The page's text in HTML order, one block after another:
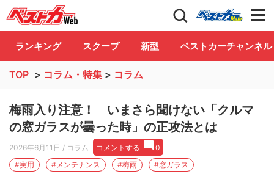
自動車情報誌「ベストカー」 Club
ランキング スクープ 新型 ベストカーチャンネル
TOP > コラム・特集 > コラム
梅雨入り注意！ いまさら聞けない「クルマ
の窓ガラスが曇った時」の正攻法とは
2026年6月11日 / コラム コメントする
0
#実用
#メンテナンス #梅雨 #窓ガラス